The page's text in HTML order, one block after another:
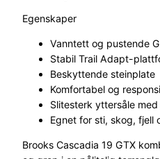
Egenskaper
Vanntett og pustende
Stabil Trail Adapt-
Beskyttende steinplate
Komfortabel og
Slitesterk yttersåle
Egnet for sti, skog, fjell
Brooks Cascadia 19 GTX